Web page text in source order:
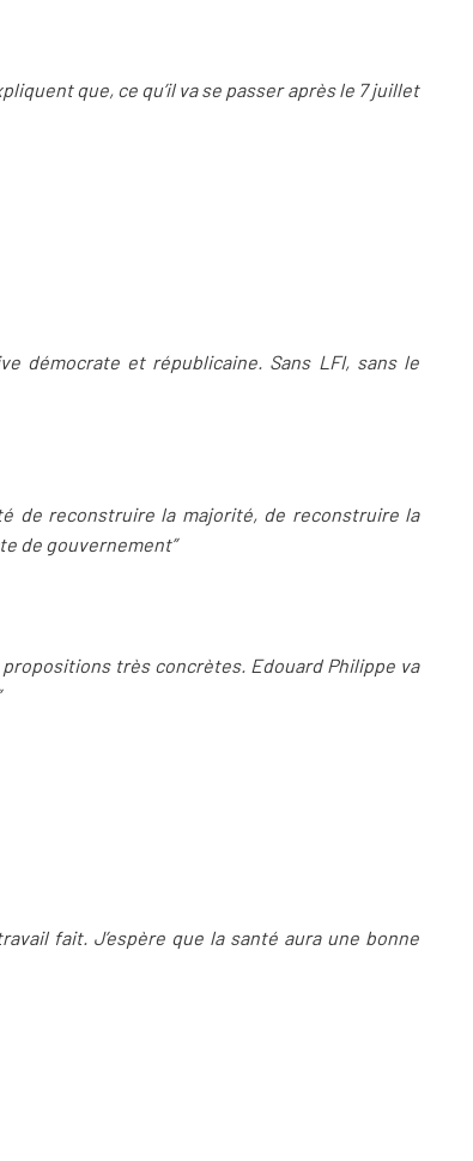
que, ce qu’il va se passer après le 7 juillet
démocrate et républicaine. Sans LFI, sans le
de reconstruire la majorité, de reconstruire la
de gouvernement”
très concrètes. Edouard Philippe va
fait. J’espère que la santé aura une bonne